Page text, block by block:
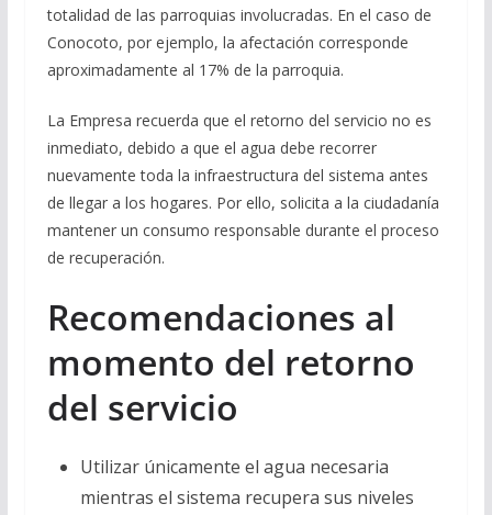
totalidad de las parroquias involucradas. En el caso de
Conocoto, por ejemplo, la afectación corresponde
aproximadamente al 17% de la parroquia.
La Empresa recuerda que el retorno del servicio no es
inmediato, debido a que el agua debe recorrer
nuevamente toda la infraestructura del sistema antes
de llegar a los hogares. Por ello, solicita a la ciudadanía
mantener un consumo responsable durante el proceso
de recuperación.
Recomendaciones al
momento del retorno
del servicio
Utilizar únicamente el agua necesaria
mientras el sistema recupera sus niveles